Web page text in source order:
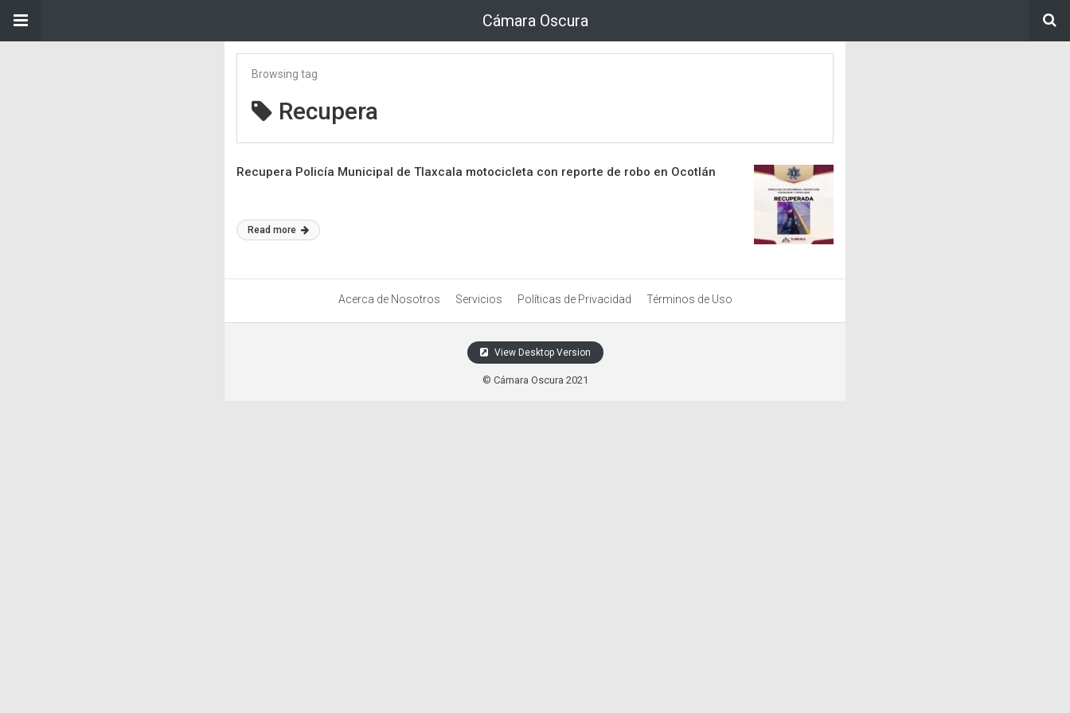
Cámara Oscura
Browsing tag
Recupera
Recupera Policía Municipal de Tlaxcala motocicleta con reporte de robo en Ocotlán
Read more
Acerca de Nosotros Servicios Políticas de Privacidad Términos de Uso
View Desktop Version
© Cámara Oscura 2021